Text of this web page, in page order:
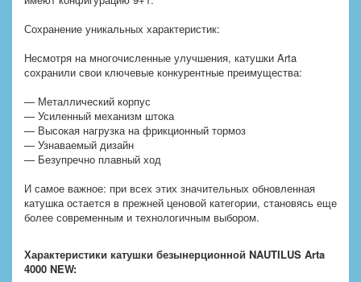
Сохранение уникальных характеристик:
Несмотря на многочисленные улучшения, катушки Arta
сохранили свои ключевые конкурентные преимущества:
— Металлический корпус
— Усиленный механизм штока
— Высокая нагрузка на фрикционный тормоз
— Узнаваемый дизайн
— Безупречно плавный ход
И самое важное: при всех этих значительных обновленная
катушка остается в прежней ценовой категории, становясь еще
более современным и технологичным выбором.
Характеристики катушки безынерционной NAUTILUS Arta
4000 NEW: